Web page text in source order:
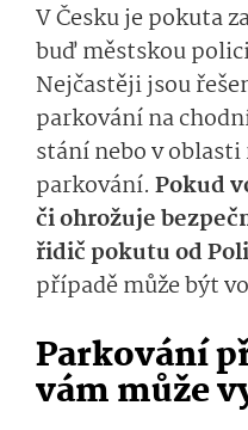
V Česku je pokuta
buď městskou
Nejčastěji jsou
parkování na
stání nebo v
parkování. Pokud
či ohrožuje
řidič pokutu od
případě může být
Parkování
vám může